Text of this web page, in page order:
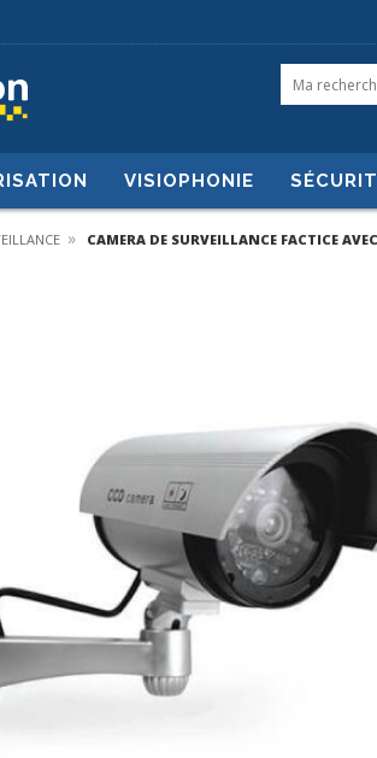
VISIOPHONIE
» CAMERA DE SURVEILLANCE FACTICE